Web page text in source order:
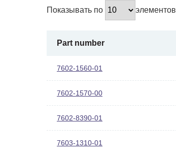
Показывать по элементов
Part number
7602-1560-01
7602-1570-00
7602-8390-01
7603-1310-01